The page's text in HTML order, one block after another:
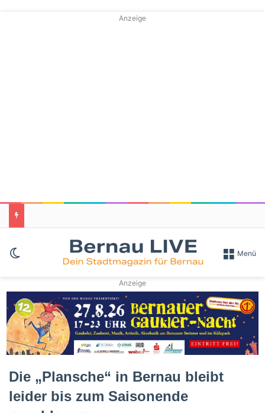
Anzeige
Skin umschalten Menü
Anzeige
Die „Plansche“ in Bernau bleibt
leider bis zum Saisonende